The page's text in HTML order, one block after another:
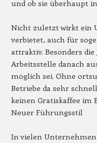
und ob sie überhaupt
Nicht zuletzt wirkt ein
verbietet, auch für
attraktiv. Besonders
Arbeitsstelle danach
möglich sei. Ohne
Betriebe da sehr
keinen Gratiskaffee im
Neuer Führungsstil
In vielen